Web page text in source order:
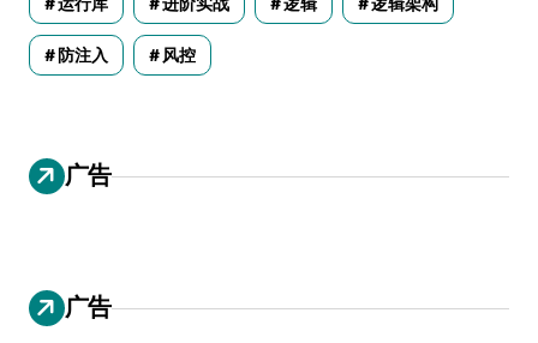
防注入 风控
广告
广告